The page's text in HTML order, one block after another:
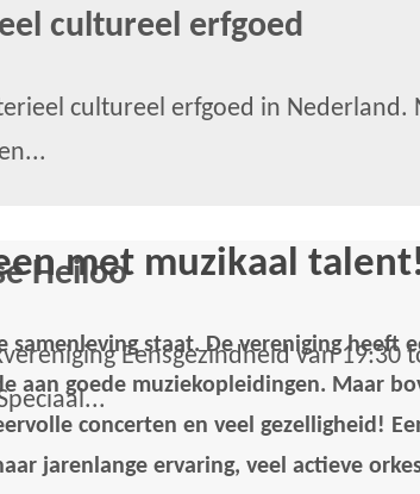
cultureel erfgoed
cultureel erfgoed in
Heiloo
Eensgezindheid van
met muzikaal
samenleving staat. De vereniging
goede muziekopleidingen. Maar
concerten en veel gezelligheid!
jarenlange ervaring, veel actieve